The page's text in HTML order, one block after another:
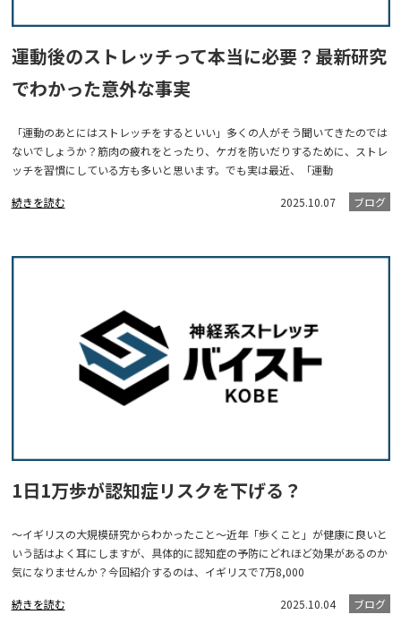
運動後のストレッチって本当に必要？最新研究
でわかった意外な事実
「運動のあとにはストレッチをするといい」多くの人がそう聞いてきたのでは
ないでしょうか？筋肉の疲れをとったり、ケガを防いだりするために、ストレ
ッチを習慣にしている方も多いと思います。でも実は最近、「運動
続きを読む 2025.10.07 ブログ
1日1万歩が認知症リスクを下げる？
～イギリスの大規模研究からわかったこと～近年「歩くこと」が健康に良いと
いう話はよく耳にしますが、具体的に認知症の予防にどれほど効果があるのか
気になりませんか？今回紹介するのは、イギリスで7万8,000
続きを読む 2025.10.04 ブログ